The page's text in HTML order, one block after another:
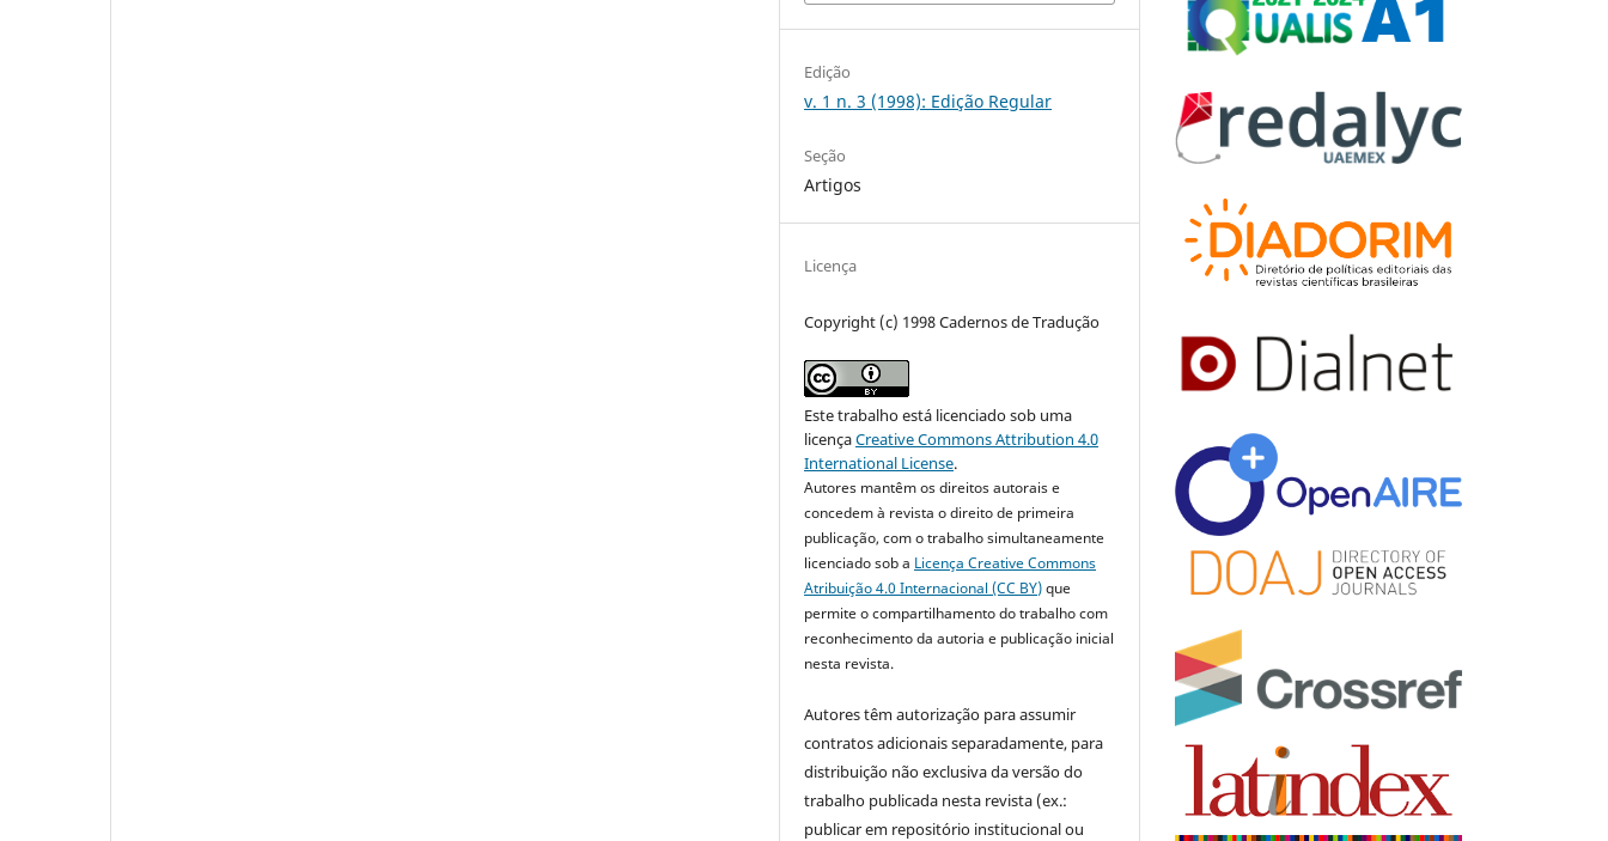
Edição
v. 1 n. 3 (1998): Edição Regular
Seção
Artigos
Licença
Copyright (c) 1998 Cadernos de Tradução
Este trabalho está licenciado sob uma
licençaCreative Commons Attribution 4.0
International License.
Autores mantêm os direitos autorais e
concedem à revista o direito de primeira
publicação, com o trabalho simultaneamente
licenciado sob a Licença Creative Commons
Atribuição 4.0 Internacional (CC BY)que
permite o compartilhamento do trabalho com
reconhecimento da autoria e publicação inicial
nesta revista.
Autores têm autorização para assumir
contratos adicionais separadamente, para
distribuição não exclusiva da versão do
trabalho publicada nesta revista (ex.:
publicar em repositório institucional ou